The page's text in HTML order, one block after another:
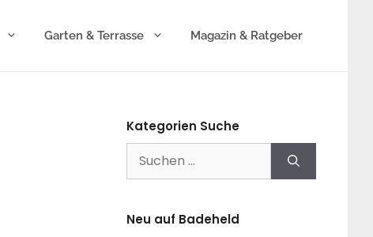
Garten & Terrasse Magazin & Ratgeber
Kategorien Suche
nach:
Neu auf Badeheld